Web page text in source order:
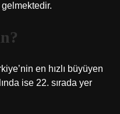
gelmektedir.
en hızlı büyüyen
ise 22. sırada yer